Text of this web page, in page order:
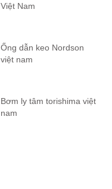
Việt Nam
Ống dẫn keo Nordson
việt nam
Bơm ly tâm torishima việt
nam